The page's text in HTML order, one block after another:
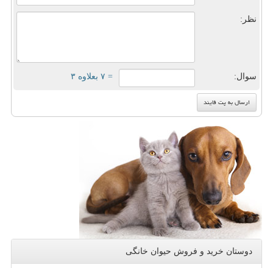
نظر:
سوال: = ۷ بعلاوه ۳
دوستان خرید و فروش حیوان خانگی